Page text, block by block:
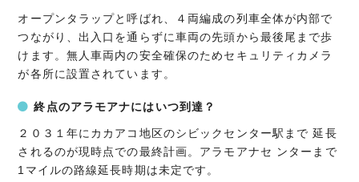
オープンタラップと呼ばれ、４両編成の列車全体が内部で
つながり、出入口を通らずに車両の先頭から最後尾まで歩
けます。無人車両内の安全確保のためセキュリティカメラ
が各所に設置されています。
終点のアラモアナにはいつ到達？
２０３１年にカカアコ地区のシビックセンター駅まで 延長
されるのが現時点での最終計画。アラモアナセ ンターまで
1マイルの路線延長時期は未定です。